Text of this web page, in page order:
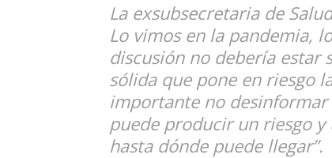
La exsubsecretaria de
Lo vimos en la pandemia,
discusión no debería estar
sólida que pone en riesgo
importante no
puede producir un riesgo
hasta dónde puede llegar”.